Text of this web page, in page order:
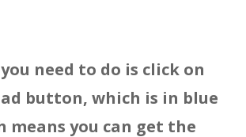
need to do is click on
button, which is in blue
means you can get the